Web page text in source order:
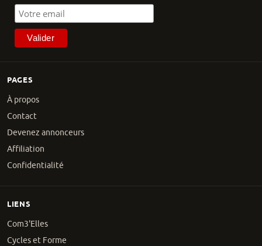
PAGES
À propos
Contact
Devenez annonceurs
Affiliation
Confidentialité
LIENS
Com3'Elles
Cycles et Forme